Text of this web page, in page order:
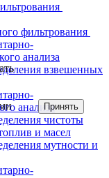
фильтрования
анализа
взвешенных
анализа
чистоты
и масел
мутности и
Принять